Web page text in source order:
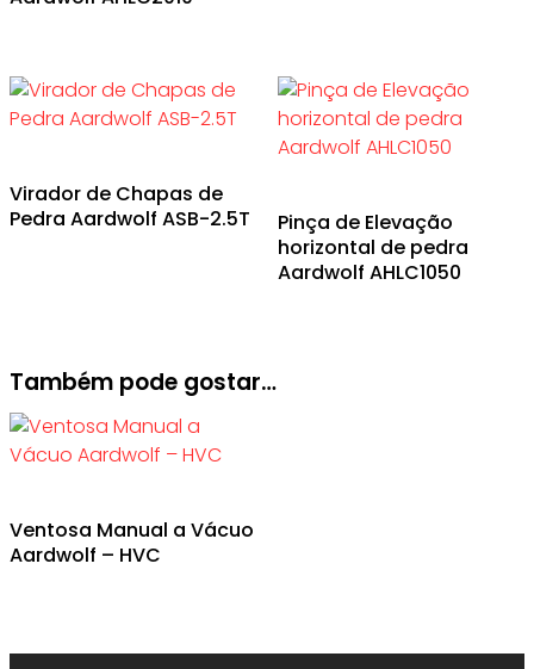
Virador de Chapas de
Pedra Aardwolf ASB-2.5T
Pinça de Elevação
horizontal de pedra
Aardwolf AHLC1050
Também pode gostar…
Ventosa Manual a Vácuo
Aardwolf – HVC